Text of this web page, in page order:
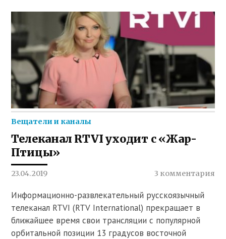
Вещатели и каналы
Телеканал RTVI уходит с «Жар-
Птицы»
23.04.2019 3 комментария
Информационно-развлекательный русскоязычный
телеканал RTVI (RTV International) прекращает в
ближайшее время свои трансляции с популярной
орбитальной позиции 13 градусов восточной